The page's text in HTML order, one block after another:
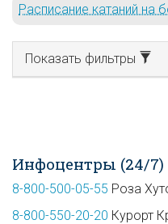
Расписание катаний на
Показать фильтры
Инфоцентры (24/7)
8-800-500-05-55 Роза
8-800-550-20-20 Курорт